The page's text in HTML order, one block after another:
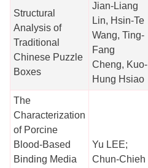
Structural
Analysis of
Traditional
Chinese Puzzle
Boxes
Jian-Liang
Lin, Hsin-Te
Wang, Ting-
Fang
Cheng, Kuo-
Hung Hsiao
The
Characterization
of Porcine
Blood-Based
Binding Media
Yu LEE;
Chun-Chieh